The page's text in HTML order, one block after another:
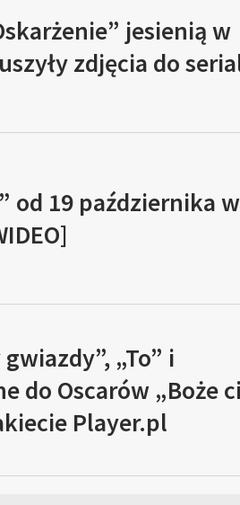
jesienią w
zdjęcia do
od 19 października w
„To” i
do Oscarów „Boże
Player.pl